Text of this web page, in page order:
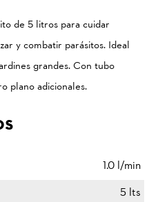
de 5 litros para cuidar
y combatir parásitos. Ideal
grandes. Con tubo
plano adicionales.
1.0 l/min
5 lts